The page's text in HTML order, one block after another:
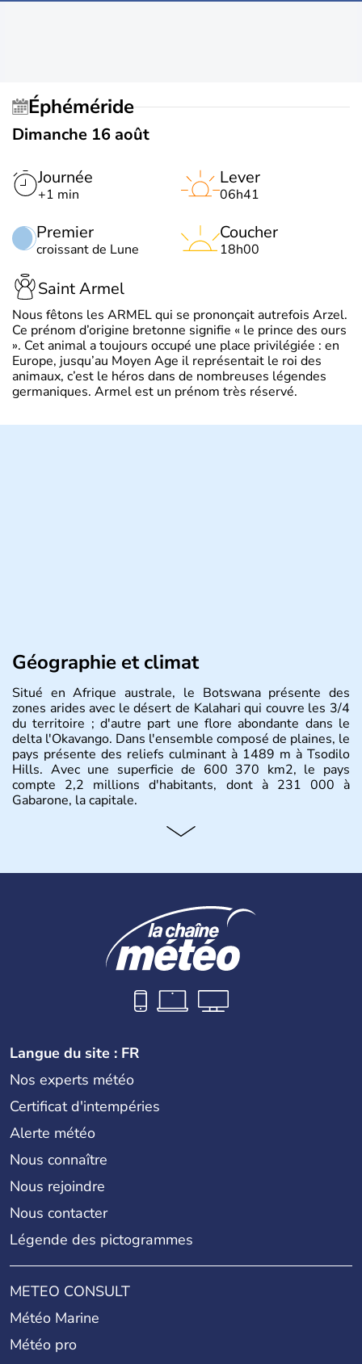
Éphéméride
Dimanche 16 août
Journée
+1 min
Premier
croissant de Lune
Lever
06h41
Coucher
18h00
Saint Armel
Nous fêtons les ARMEL qui se prononçait autrefois Arzel.
Ce prénom d’origine bretonne signifie « le prince des ours
». Cet animal a toujours occupé une place privilégiée : en
Europe, jusqu’au Moyen Age il représentait le roi des
animaux, c’est le héros dans de nombreuses légendes
germaniques. Armel est un prénom très réservé.
Géographie et climat
Situé en Afrique australe, le Botswana présente des
zones arides avec le désert de Kalahari qui couvre les 3/4
du territoire ; d'autre part une flore abondante dans le
delta l'Okavango. Dans l'ensemble composé de plaines, le
pays présente des reliefs culminant à 1489 m à Tsodilo
Hills. Avec une superficie de 600 370 km2, le pays
compte 2,2 millions d'habitants, dont à 231 000 à
Gabarone, la capitale.
Langue du site : FR
Nos experts météo
Certificat d'intempéries
Alerte météo
Nous connaître
Nous rejoindre
Nous contacter
Légende des pictogrammes
METEO CONSULT
Météo Marine
Météo pro